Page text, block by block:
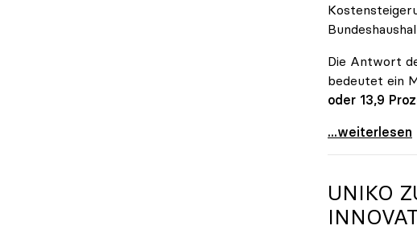
Die Antwort
bedeutet ein
oder 13,9
\"Österreich
...weiterlesen
UNIKO